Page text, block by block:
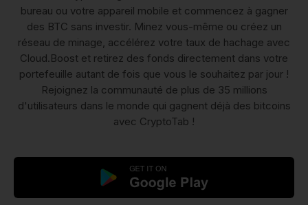
bureau ou votre appareil mobile et commencez à gagner
des BTC sans investir. Minez vous-même ou créez un
réseau de minage, accélérez votre taux de hachage avec
Cloud.Boost et retirez des fonds directement dans votre
portefeuille autant de fois que vous le souhaitez par jour !
Rejoignez la communauté de plus de 35 millions
d'utilisateurs dans le monde qui gagnent déjà des bitcoins
avec CryptoTab !